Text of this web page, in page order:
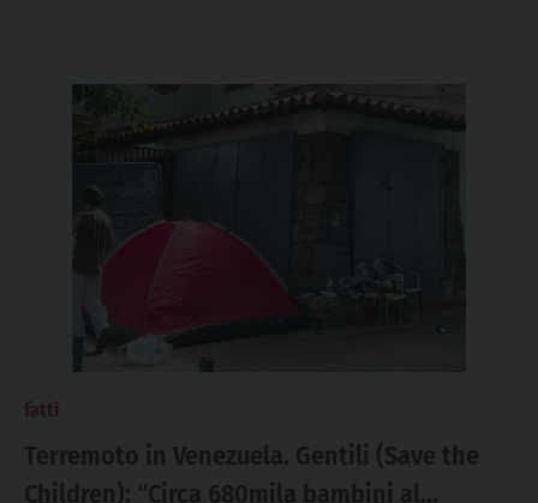
fatti
Terremoto in Venezuela. Gentili (Save the
Children): “Circa 680mila bambini al